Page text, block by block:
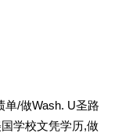
单/做Wash. U圣路
学校文凭学历,做